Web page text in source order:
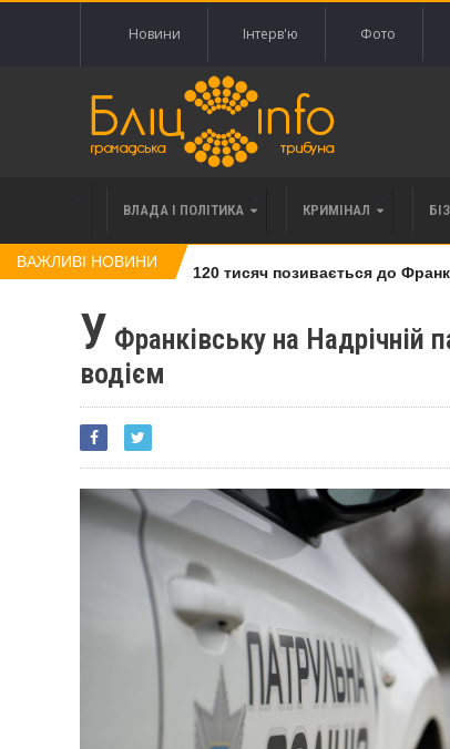
Новини Інтерв'ю Фото
ВЛАДА І ПОЛІТИКА КРИМІНАЛ
ВАЖЛИВІ НОВИНИ
права вимоги за 120 тисяч позивається до
У Франківську на Надрічній
водієм